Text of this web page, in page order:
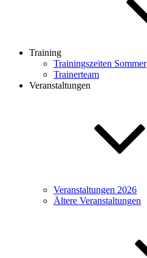
Training
Trainingszeiten Sommer
Trainerteam
Veranstaltungen
Veranstaltungen 2026
Ältere Veranstaltungen